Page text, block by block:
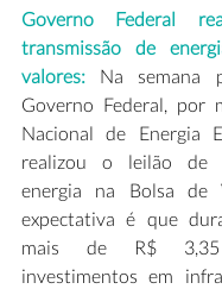
Governo Federal
transmissão de
valores: Na semana
Governo Federal, por
Nacional de Energia
realizou o leilão de
energia na Bolsa de
expectativa é que
mais de R$
investimentos em